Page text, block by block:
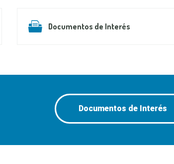
Documentos de Interés
Documentos de Interés